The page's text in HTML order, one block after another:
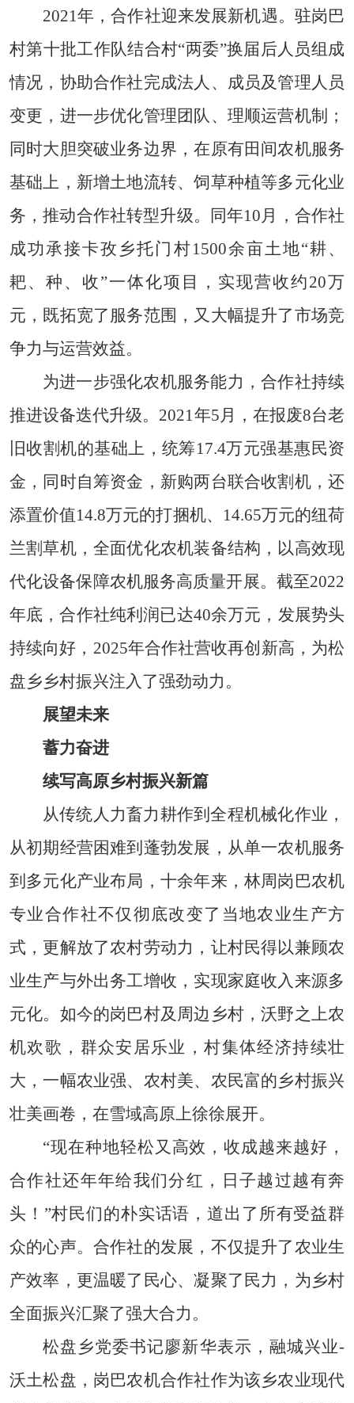
2021年，合作社迎来发展新机遇。驻岗巴
村第十批工作队结合村“两委”换届后人员组成
情况，协助合作社完成法人、成员及管理人员
变更，进一步优化管理团队、理顺运营机制；
同时大胆突破业务边界，在原有田间农机服务
基础上，新增土地流转、饲草种植等多元化业
务，推动合作社转型升级。同年10月，合作社
成功承接卡孜乡托门村1500余亩土地“耕、
耙、种、收”一体化项目，实现营收约20万
元，既拓宽了服务范围，又大幅提升了市场竞
争力与运营效益。
为进一步强化农机服务能力，合作社持续
推进设备迭代升级。2021年5月，在报废8台老
旧收割机的基础上，统筹17.4万元强基惠民资
金，同时自筹资金，新购两台联合收割机，还
添置价值14.8万元的打捆机、14.65万元的纽荷
兰割草机，全面优化农机装备结构，以高效现
代化设备保障农机服务高质量开展。截至2022
年底，合作社纯利润已达40余万元，发展势头
持续向好，2025年合作社营收再创新高，为松
盘乡乡村振兴注入了强劲动力。
展望未来
蓄力奋进
续写高原乡村振兴新篇
从传统人力畜力耕作到全程机械化作业，
从初期经营困难到蓬勃发展，从单一农机服务
到多元化产业布局，十余年来，林周岗巴农机
专业合作社不仅彻底改变了当地农业生产方
式，更解放了农村劳动力，让村民得以兼顾农
业生产与外出务工增收，实现家庭收入来源多
元化。如今的岗巴村及周边乡村，沃野之上农
机欢歌，群众安居乐业，村集体经济持续壮
大，一幅农业强、农村美、农民富的乡村振兴
壮美画卷，在雪域高原上徐徐展开。
“现在种地轻松又高效，收成越来越好，
合作社还年年给我们分红，日子越过越有奔
头！”村民们的朴实话语，道出了所有受益群
众的心声。合作社的发展，不仅提升了农业生
产效率，更温暖了民心、凝聚了民力，为乡村
全面振兴汇聚了强大合力。
松盘乡党委书记廖新华表示，融城兴业-
沃土松盘，岗巴农机合作社作为该乡农业现代